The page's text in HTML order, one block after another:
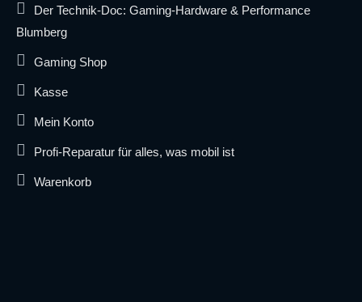
Der Technik-Doc: Gaming-Hardware & Performance
Blumberg
Gaming Shop
Kasse
Mein Konto
Profi-Reparatur für alles, was mobil ist
Warenkorb